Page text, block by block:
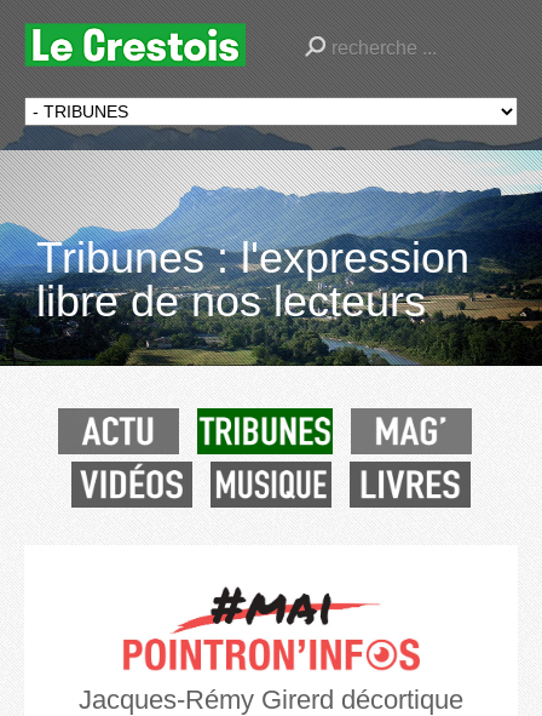
Tribunes : l'expression
libre de nos lecteurs
Jacques-Rémy Girerd décortique